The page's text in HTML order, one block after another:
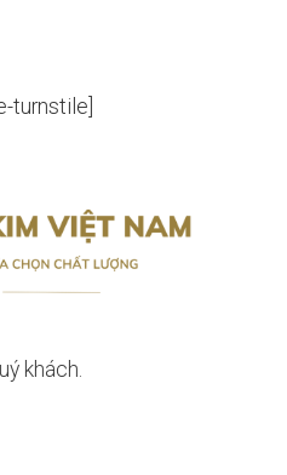
turnstile]
khách.